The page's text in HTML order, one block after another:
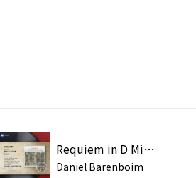
Requiem in D Minor, K. 626: I. Introitus
Daniel Barenboim